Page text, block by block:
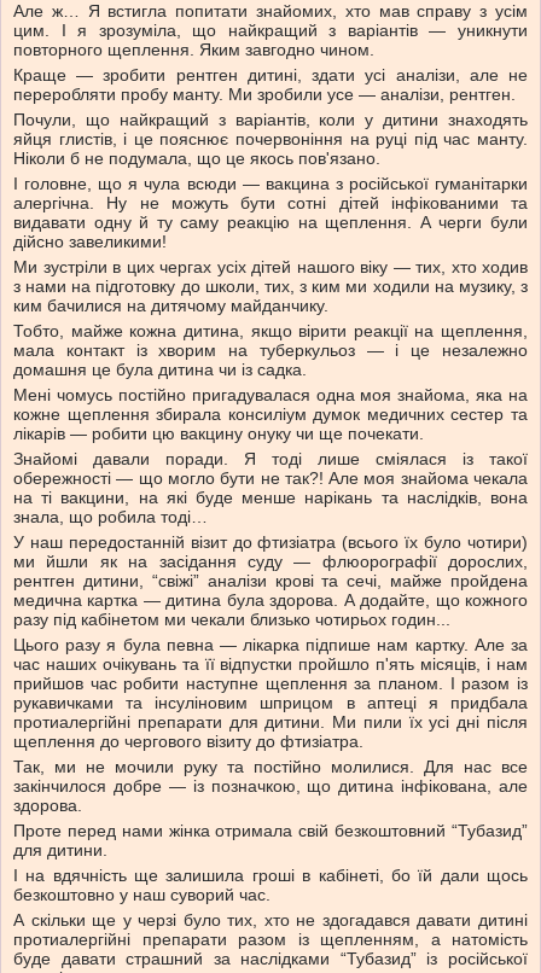
Але ж… Я встигла попитати знайомих, хто мав справу з усім
цим. І я зрозуміла, що найкращий з варіантів — уникнути
повторного щеплення. Яким завгодно чином.
Краще — зробити рентген дитині, здати усі аналізи, але не
переробляти пробу манту. Ми зробили усе — аналізи, рентген.
Почули, що найкращий з варіантів, коли у дитини знаходять
яйця глистів, і це пояснює почервоніння на руці під час манту.
Ніколи б не подумала, що це якось пов'язано.
І головне, що я чула всюди — вакцина з російської гуманітарки
алергічна. Ну не можуть бути сотні дітей інфікованими та
видавати одну й ту саму реакцію на щеплення. А черги були
дійсно завеликими!
Ми зустріли в цих чергах усіх дітей нашого віку — тих, хто ходив
з нами на підготовку до школи, тих, з ким ми ходили на музику, з
ким бачилися на дитячому майданчику.
Тобто, майже кожна дитина, якщо вірити реакції на щеплення,
мала контакт із хворим на туберкульоз — і це незалежно
домашня це була дитина чи із садка.
Мені чомусь постійно пригадувалася одна моя знайома, яка на
кожне щеплення збирала консиліум думок медичних сестер та
лікарів — робити цю вакцину онуку чи ще почекати.
Знайомі давали поради. Я тоді лише сміялася із такої
обережності — що могло бути не так?! Але моя знайома чекала
на ті вакцини, на які буде менше нарікань та наслідків, вона
знала, що робила тоді…
У наш передостанній візит до фтизіатра (всього їх було чотири)
ми йшли як на засідання суду — флюорографії дорослих,
рентген дитини, “свіжі” аналізи крові та сечі, майже пройдена
медична картка — дитина була здорова. А додайте, що кожного
разу під кабінетом ми чекали близько чотирьох годин...
Цього разу я була певна — лікарка підпише нам картку. Але за
час наших очікувань та її відпустки пройшло п'ять місяців, і нам
прийшов час робити наступне щеплення за планом. І разом із
рукавичками та інсуліновим шприцом в аптеці я придбала
протиалергійні препарати для дитини. Ми пили їх усі дні після
щеплення до чергового візиту до фтизіатра.
Так, ми не мочили руку та постійно молилися. Для нас все
закінчилося добре — із позначкою, що дитина інфікована, але
здорова.
Проте перед нами жінка отримала свій безкоштовний “Тубазид”
для дитини.
І на вдячність ще залишила гроші в кабінеті, бо їй дали щось
безкоштовно у наш суворий час.
А скільки ще у черзі було тих, хто не здогадався давати дитині
протиалергійні препарати разом із щепленням, а натомість
буде давати страшний за наслідками “Тубазид” із російської